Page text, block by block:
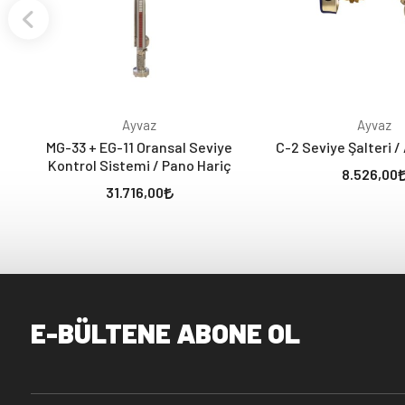
Ayvaz
MG-33 + EG-11 Oransal Seviye
Kontrol Sistemi / Pano Hariç
31.716,00
Ayvaz
C-2 Seviye Şalteri /
8.526,00
E-BÜLTENE ABONE OL